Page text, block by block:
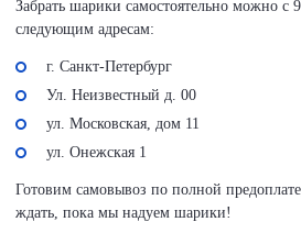
Забрать шарики самостоятельно можно с
следующим адресам:
г. Санкт-Петербург
Ул. Неизвестный д. 00
ул. Московская, дом 11
ул. Онежская 1
Готовим самовывоз по полной
ждать, пока мы надуем шарики!